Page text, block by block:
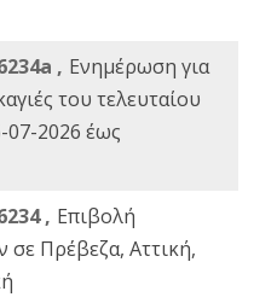
, Ενημέρωση για
του τελευταίου
2026 έως
, Eπιβολή
σε Πρέβεζα, Αττική,